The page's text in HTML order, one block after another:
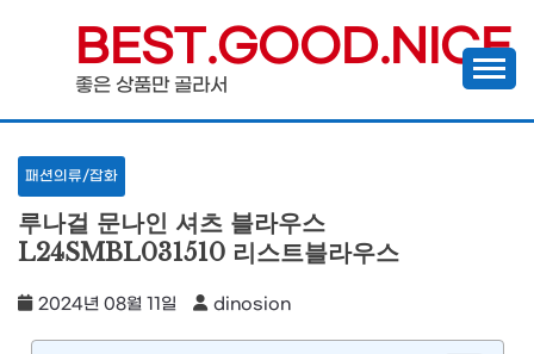
content
BEST.GOOD.NICE
좋은 상품만 골라서
패션의류/잡화
루나걸 문나인 셔츠 블라우스
L24SMBL031510 리스트블라우스
2024년 08월 11일 dinosion